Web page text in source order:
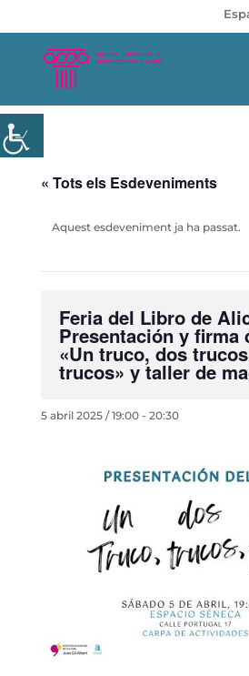
« Tots els Esdeveniments
Aquest esdeveniment ja ha passat.
Feria del Libro de
Presentación y firma
«Un truco, dos
trucos» y taller de
5 abril 2025 / 19:00- 20:30